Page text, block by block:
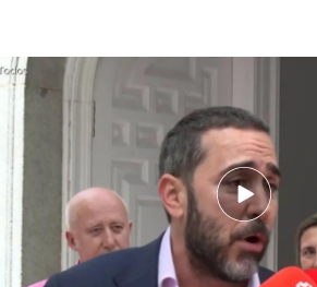
Víctor de Aldama, condenado por el ‘Caso
sentencia y espero que los que vengan detrás
El empresario Víctor de Aldama
primeras declaraciones tras ser
cuatro años y medio de prisión
Koldo’ y se mostrado satisfecho